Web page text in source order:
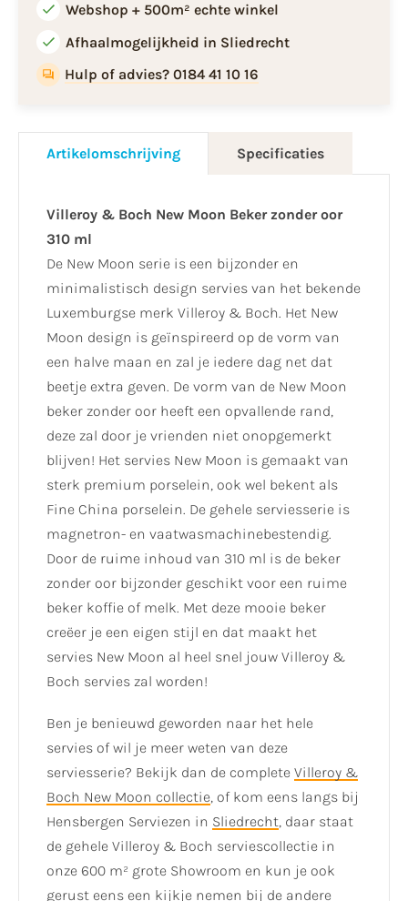
Webshop + 500m² echte winkel
Afhaalmogelijkheid in Sliedrecht
Hulp of advies? 0184 41 10 16
Artikelomschrijving Specificaties
Villeroy & Boch New Moon Beker zonder oor
310 ml
De New Moon serie is een bijzonder en
minimalistisch design servies van het bekende
Luxemburgse merk Villeroy & Boch. Het New
Moon design is geïnspireerd op de vorm van
een halve maan en zal je iedere dag net dat
beetje extra geven. De vorm van de New Moon
beker zonder oor heeft een opvallende rand,
deze zal door je vrienden niet onopgemerkt
blijven! Het servies New Moon is gemaakt van
sterk premium porselein, ook wel bekent als
Fine China porselein. De gehele serviesserie is
magnetron- en vaatwasmachinebestendig.
Door de ruime inhoud van 310 ml is de beker
zonder oor bijzonder geschikt voor een ruime
beker koffie of melk. Met deze mooie beker
creëer je een eigen stijl en dat maakt het
servies New Moon al heel snel jouw Villeroy &
Boch servies zal worden!
Ben je benieuwd geworden naar het hele
servies of wil je meer weten van deze
serviesserie? Bekijk dan de complete Villeroy &
Boch New Moon collectie, of kom eens langs bij
Hensbergen Serviezen in Sliedrecht, daar staat
de gehele Villeroy & Boch serviescollectie in
onze 600 m² grote Showroom en kun je ook
gerust eens een kijkje nemen bij de andere